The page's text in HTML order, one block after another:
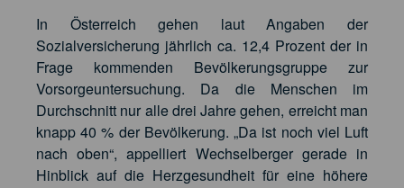
In Österreich gehen laut Angaben der
Sozialversicherung jährlich ca. 12,4 Prozent der in
Frage kommenden Bevölkerungsgruppe zur
Vorsorgeuntersuchung. Da die Menschen im
Durchschnitt nur alle drei Jahre gehen, erreicht man
knapp 40 % der Bevölkerung. „Da ist noch viel Luft
nach oben“, appelliert Wechselberger gerade in
Hinblick auf die Herzgesundheit für eine höhere